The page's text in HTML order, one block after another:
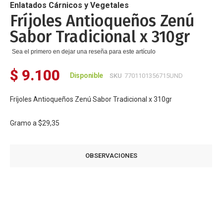
de
la
galería
de
imágenes
Enlatados Cárnicos y Vegetales
Fríjoles Antioqueños Zenú
Sabor Tradicional x 310gr
Sea el primero en dejar una reseña para este artículo
$ 9.100 Disponible SKU 7701101356715UND
Fríjoles Antioqueños Zenú Sabor Tradicional x 310gr
Gramo a $29,35
OBSERVACIONES